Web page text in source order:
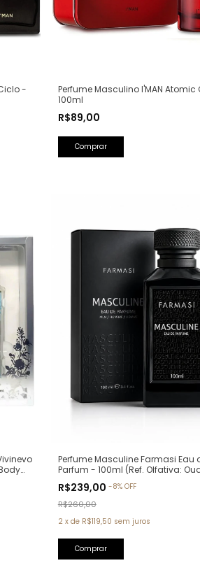
-
Perfume Masculino I'MAN Atomic
100ml
R$89,00
Perfume Masculine Farmasi Eau
Parfum - 100ml (Ref. Olfativa:
R$239,00 -8% OFF
R$260,00
2 x de R$119,50 sem juros